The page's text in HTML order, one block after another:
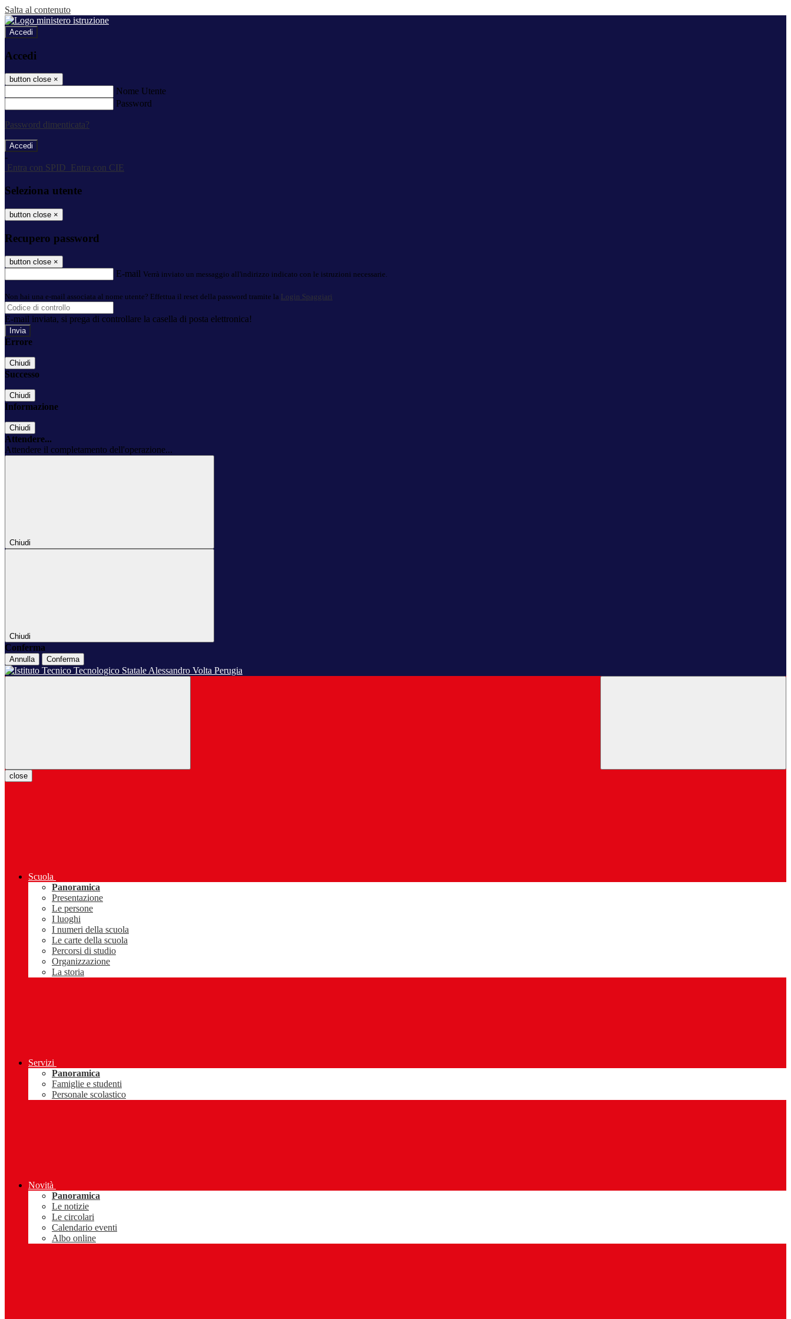
Salta al contenuto
Accedi
Accedi
button close ×
Nome Utente
Password
Password dimenticata?
-
Entra con SPID
Entra con CIE
Seleziona utente
button close ×
Recupero password
button close ×
E-mail Verrà inviato un messaggio all'indirizzo indicato con le istruzioni necessarie.
Non hai una e-mail associata al nome utente? Effettua il reset della password tramite la Login Spaggiari
E-mail inviata, si prega di controllare la casella di posta elettronica!
Errore
Chiudi
Successo
Chiudi
Informazione
Chiudi
Attendere...
Attendere il completamento dell'operazione...
Chiudi
Chiudi
Conferma
Annulla Conferma
close
Scuola
Panoramica
Presentazione
Le persone
I luoghi
I numeri della scuola
Le carte della scuola
Percorsi di studio
Organizzazione
La storia
Servizi
Panoramica
Famiglie e studenti
Personale scolastico
Novità
Panoramica
Le notizie
Le circolari
Calendario eventi
Albo online